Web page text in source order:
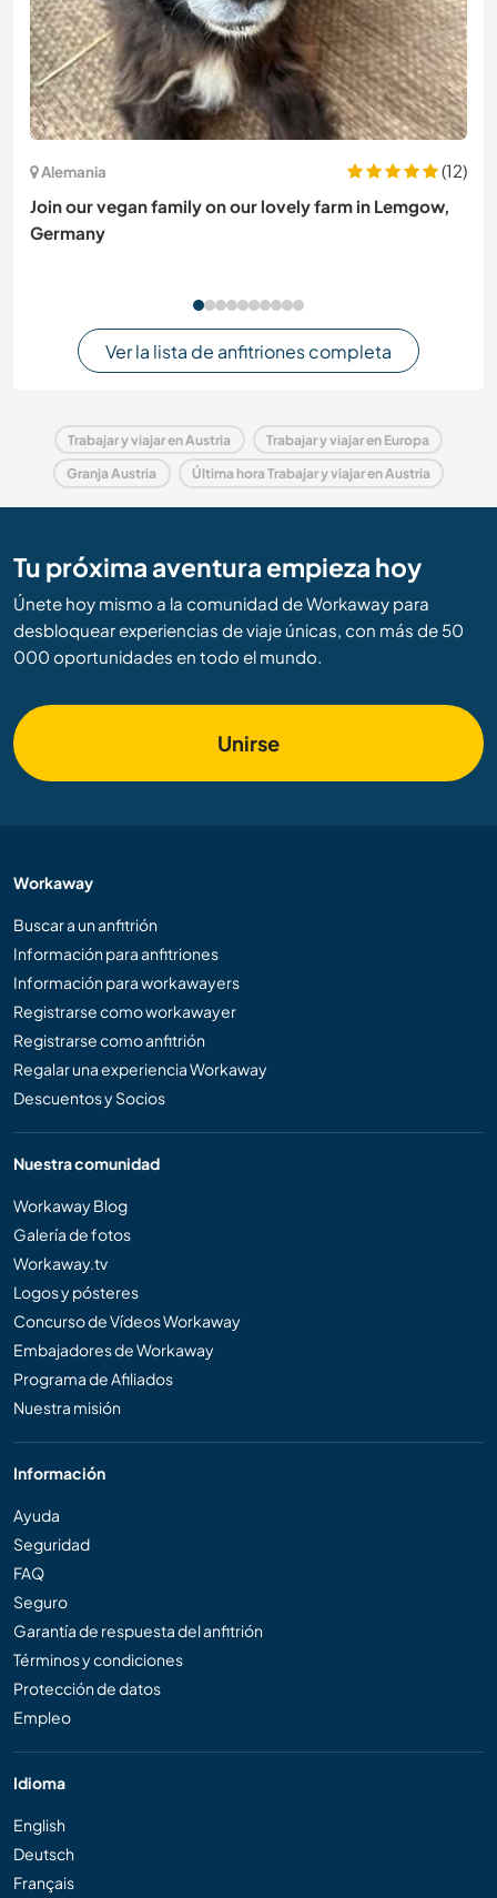
Alemania
(12)
Join our vegan family on our lovely farm in Lemgow,
Germany
Ver la lista de anfitriones completa
Trabajar y viajar en Austria Trabajar y viajar en Europa
Granja Austria Última hora Trabajar y viajar en Austria
Tu próxima aventura empieza hoy
Únete hoy mismo a la comunidad de Workaway para
desbloquear experiencias de viaje únicas, con más de 50
000 oportunidades en todo el mundo.
Unirse
Workaway
Buscar a un anfitrión
Información para anfitriones
Información para workawayers
Registrarse como workawayer
Registrarse como anfitrión
Regalar una experiencia Workaway
Descuentos y Socios
Nuestra comunidad
Workaway Blog
Galería de fotos
Workaway.tv
Logos y pósteres
Concurso de Vídeos Workaway
Embajadores de Workaway
Programa de Afiliados
Nuestra misión
Información
Ayuda
Seguridad
FAQ
Seguro
Garantía de respuesta del anfitrión
Términos y condiciones
Protección de datos
Empleo
Idioma
English
Deutsch
Français